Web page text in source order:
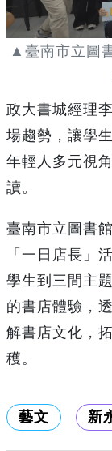
▲臺南市立圖
政大書城經理
場趨勢，讓學
年輕人多元視
讀。
臺南市立圖書
「一日店長」
學生到三間主
的書店體驗，
解書店文化，
穫。
藝文 新